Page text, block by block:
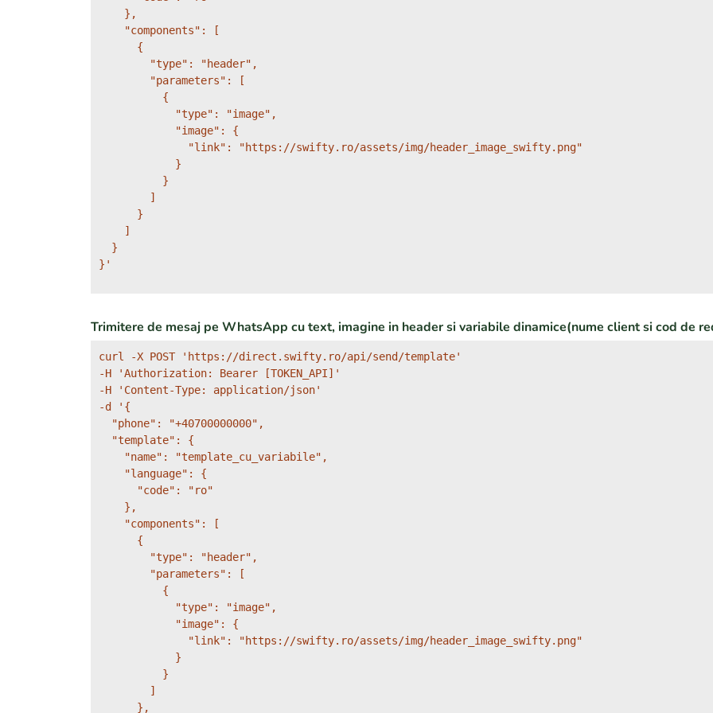
    },
    "components": [
      {
        "type": "header",
        "parameters": [
          {
            "type": "image",
            "image": {
              "link": "https://swifty.ro/assets/img/header_image_swifty.png"
            }
          }
        ]
      }
    ]
  }
}'
Trimitere de mesaj pe WhatsApp cu text, imagine in header si variabile dinamice(nume client si cod de
curl -X POST 'https://direct.swifty.ro/api/send/template'
-H 'Authorization: Bearer [TOKEN_API]'
-H 'Content-Type: application/json'
-d '{
  "phone": "+40700000000",
  "template": {
    "name": "template_cu_variabile",
    "language": {
      "code": "ro"
    },
    "components": [
      {
        "type": "header",
        "parameters": [
          {
            "type": "image",
            "image": {
              "link": "https://swifty.ro/assets/img/header_image_swifty.png"
            }
          }
        ]
      },